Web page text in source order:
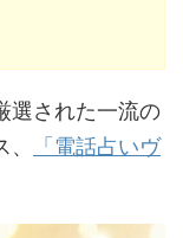
選された一流の
「電話占いヴ